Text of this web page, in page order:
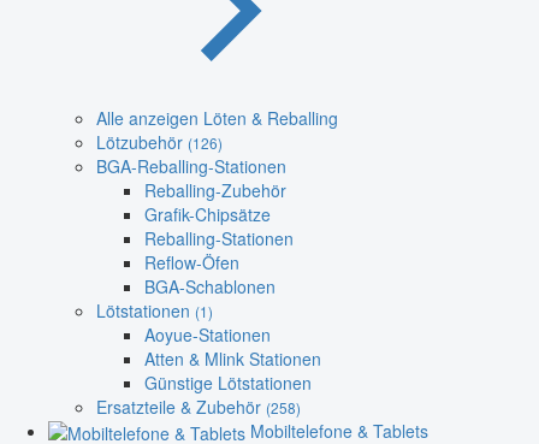
Alle anzeigen Löten & Reballing
Lötzubehör (126)
BGA-Reballing-Stationen
Reballing-Zubehör
Grafik-Chipsätze
Reballing-Stationen
Reflow-Öfen
BGA-Schablonen
Lötstationen (1)
Aoyue-Stationen
Atten & Mlink Stationen
Günstige Lötstationen
Ersatzteile & Zubehör (258)
Mobiltelefone & Tablets